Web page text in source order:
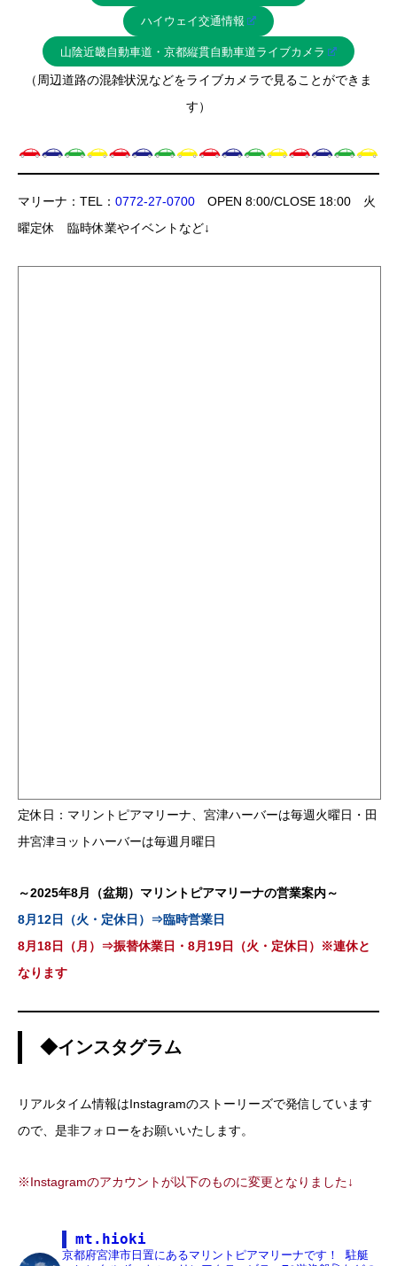
ハイウェイ交通情報
山陰近畿自動車道・京都縦貫自動車道ライブカメラ
（周辺道路の混雑状況などをライブカメラで見ることができま
す）
マリーナ：TEL： 0772-27-0700 OPEN 8:00/CLOSE 18:00 火
曜定休 臨時休業やイベントなど↓
定休日：マリントピアマリーナ、宮津ハーバーは毎週火曜日・田
井宮津ヨットハーバーは毎週月曜日
～2025年8月（盆期）マリントピアマリーナの営業案内～
8月12日（火・定休日）⇒臨時営業日
8月18日（月）⇒振替休業日・8月19日（火・定休日）※連休と
なります
◆インスタグラム
リアルタイム情報はInstagramのストーリーズで発信しています
ので、是非フォローをお願いいたします。
※Instagramのアカウントが以下のものに変更となりました↓
mt.hioki
京都府宮津市日置にあるマリントピアマリーナです！
駐艇